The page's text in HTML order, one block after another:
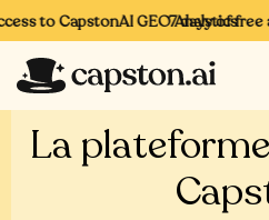
to CapstonAI GEO Analytics
7 days of free
La